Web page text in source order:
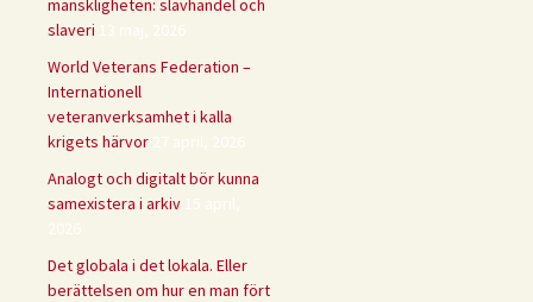
mänskligheten: slavhandel och
slaveri 13 maj, 2026
World Veterans Federation –
Internationell
veteranverksamhet i kalla
krigets härvor
27 april, 2026
Analogt och digitalt bör kunna
samexistera i arkiv 15 april,
2026
Det globala i det lokala. Eller
berättelsen om hur en man fört